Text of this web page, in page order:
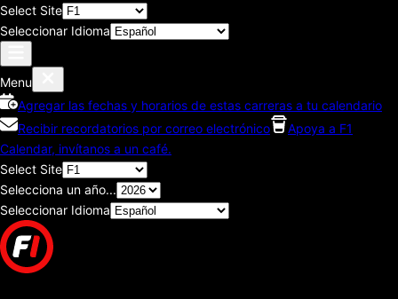
Select Site
Seleccionar Idioma
Menu
Agregar las fechas y horarios de estas carreras a tu calendario
Recibir recordatorios por correo electrónico
Apoya a F1
Calendar, invítanos a un café.
Select Site
Selecciona un año...
Seleccionar Idioma